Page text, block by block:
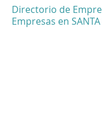
Directorio de
Empresas en SANTA